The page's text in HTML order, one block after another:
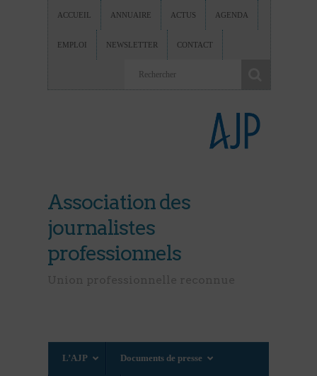
ACCUEIL ANNUAIRE ACTUS AGENDA
EMPLOI NEWSLETTER CONTACT
Association des
journalistes
professionnels
L’AJP Documents de presse